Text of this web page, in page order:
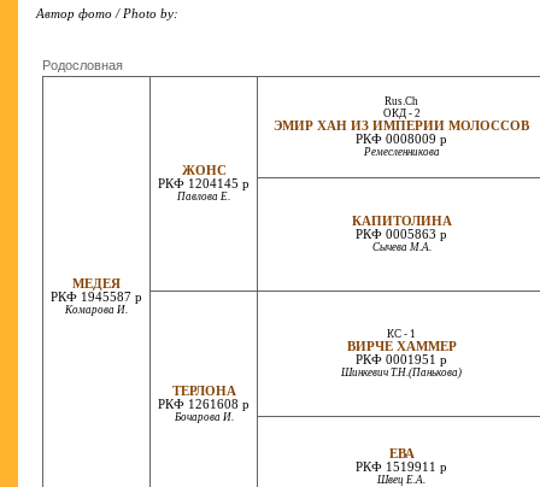
Автор фото / Photo by:
Родословная
МЕДЕЯ
РКФ 1945587 р
Комарова И.
ЖОНС
РКФ 1204145 р
Павлова Е.
Rus.Ch
ОКД - 2
ЭМИР ХАН ИЗ ИМПЕРИИ МОЛОССОВ
РКФ 0008009 р
Ремесленникова
КАПИТОЛИНА
РКФ 0005863 р
Сычева М.А.
ТЕРЛОНА
РКФ 1261608 р
Бочарова И.
КС - 1
ВИРЧЕ ХАММЕР
РКФ 0001951 р
Шинкевич Т.Н.(Панькова)
ЕВА
РКФ 1519911 р
Швец Е.А.